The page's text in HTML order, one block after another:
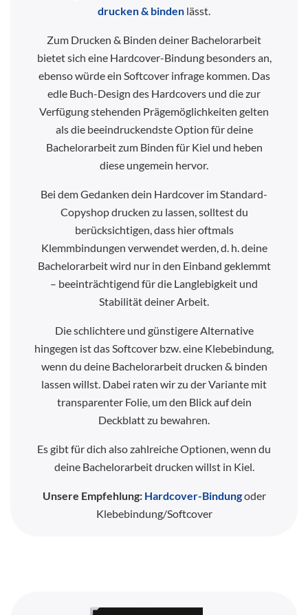
drucken & binden lässt.
Zum Drucken & Binden deiner Bachelorarbeit
bietet sich eine Hardcover-Bindung besonders an,
ebenso würde ein Softcover infrage kommen. Das
edle Buch-Design des Hardcovers und die zur
Verfügung stehenden Prägemöglichkeiten gelten
als die beeindruckendste Option für deine
Bachelorarbeit zum Binden für Kiel und heben
diese ungemein hervor.
Bei dem Gedanken dein Hardcover im Standard-
Copyshop drucken zu lassen, solltest du
berücksichtigen, dass hier oftmals
Klemmbindungen verwendet werden, d. h. deine
Bachelorarbeit wird nur in den Einband geklemmt
– beeinträchtigend für die Langlebigkeit und
Stabilität deiner Arbeit.
Die schlichtere und günstigere Alternative
hingegen ist das Softcover bzw. eine Klebebindung,
wenn du deine Bachelorarbeit drucken & binden
lassen willst. Dabei raten wir zu der Variante mit
transparenter Folie, um den Blick auf dein
Deckblatt zu bewahren.
Es gibt für dich also zahlreiche Optionen, wenn du
deine Bachelorarbeit drucken willst in Kiel.
Unsere Empfehlung: Hardcover-Bindungoder
Klebebindung/Softcover